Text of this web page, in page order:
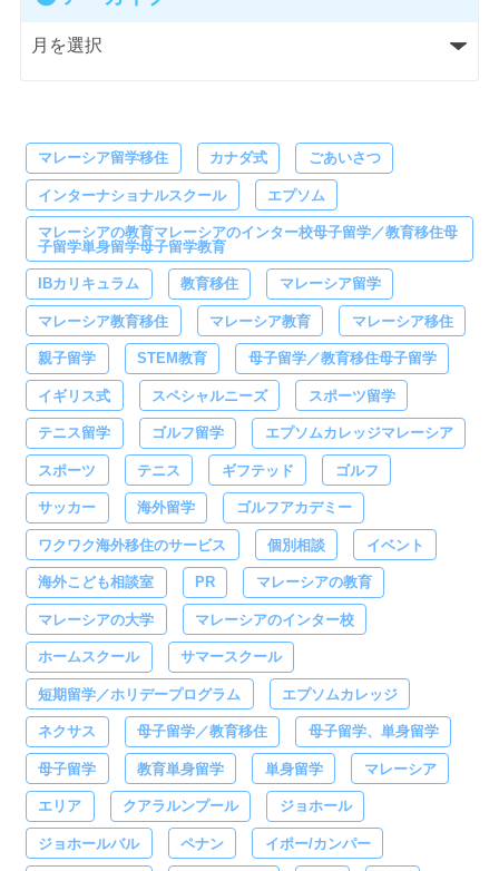
マレーシア留学移住 カナダ式 ごあいさつ
インターナショナルスクール エプソム
マレーシアの教育マレーシアのインター校母子留学／教育移住母
子留学単身留学母子留学教育
IBカリキュラム 教育移住 マレーシア留学
マレーシア教育移住 マレーシア教育 マレーシア移住
親子留学 STEM教育 母子留学／教育移住母子留学
イギリス式 スペシャルニーズ スポーツ留学
テニス留学 ゴルフ留学 エプソムカレッジマレーシア
スポーツ テニス ギフテッド ゴルフ
サッカー 海外留学 ゴルフアカデミー
ワクワク海外移住のサービス 個別相談 イベント
海外こども相談室 PR マレーシアの教育
マレーシアの大学 マレーシアのインター校
ホームスクール サマースクール
短期留学／ホリデープログラム エプソムカレッジ
ネクサス 母子留学／教育移住 母子留学、単身留学
母子留学 教育単身留学 単身留学 マレーシア
エリア クアラルンプール ジョホール
ジョホールバル ペナン イポー/カンパー